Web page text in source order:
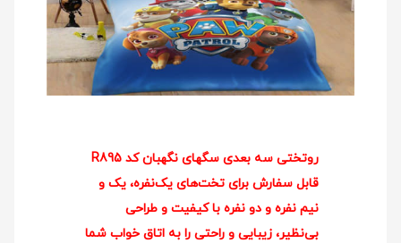
روتختی سه بعدی سگهای نگهبان کد R895
قابل سفارش برای تخت‌های یک‌نفره، یک و
نیم نفره و دو نفره با کیفیت و طراحی
بی‌نظیر، زیبایی و راحتی را به اتاق خواب شما